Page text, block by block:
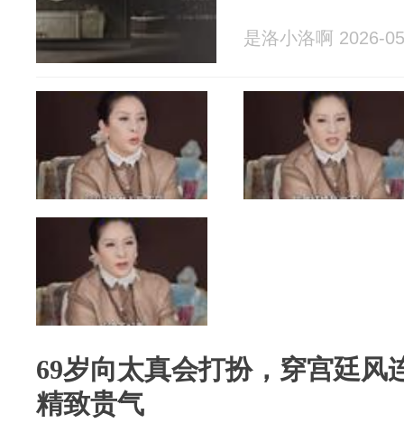
是洛小洛啊 2026-
69岁向太真会打扮，穿宫廷风
精致贵气